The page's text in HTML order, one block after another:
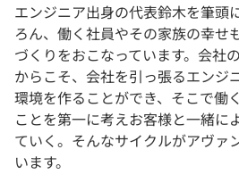
エンジニア出身の代表鈴木を筆頭
ろん、働く社員やその家族の幸せ
づくりをおこなっています。会社
からこそ、会社を引っ張るエンジ
環境を作ることができ、そこで働
ことを第一に考えお客様と一緒に
ていく。そんなサイクルがアヴァ
います。